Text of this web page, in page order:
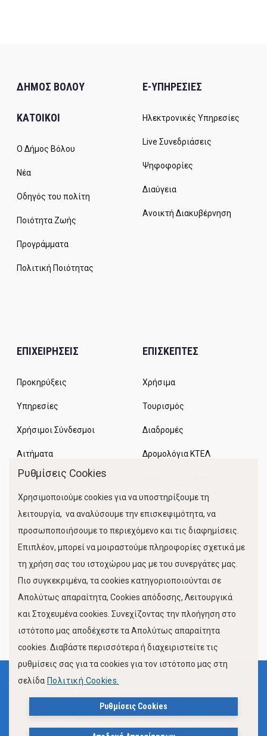
ΔΗΜΟΣ ΒΟΛΟΥ
ΚΑΤΟΙΚΟΙ
Ο Δήμος Βόλου
Νέα
Οδηγός του πολίτη
Ποιότητα Ζωής
Προγράμματα
Πολιτική Ποιότητας
E-ΥΠΗΡΕΣΙΕΣ
Ηλεκτρονικές Υπηρεσίες
Live Συνεδριάσεις
Ψηφοφορίες
Διαύγεια
Ανοικτή Διακυβέρνηση
ΕΠΙΧΕΙΡΗΣΕΙΣ
Προκηρύξεις
Υπηρεσίες
Χρήσιμοι Σύνδεσμοι
Αιτήματα
ΕΠΙΣΚΕΠΤΕΣ
Χρήσιμα
Τουρισμός
Διαδρομές
Δρομολόγια ΚΤΕΛ
Κίνηση Λιμένος
FOLLOW US
Όροι Χρήσης
Πολιτική Προστασίας Προσωπικών Δεδομένων
Ρυθμίσεις Cookies
Χρησιμοποιούμε cookies για να υποστηρίξουμε τη
λειτουργία, να αναλύσουμε την επισκεψιμότητα, να
προσωποποιήσουμε το περιεχόμενο και τις διαφημίσεις.
Επιπλέον, μπορεί να μοιραστούμε πληροφορίες σχετικά με
τη χρήση σας του ιστοχώρου μας με του συνεργάτες μας.
Πιο συγκεκριμένα, τα cookies κατηγοριοποιούνται σε
Απολύτως απαραίτητα, Cookies απόδοσης, Λειτουργικά
και Στοχευμένα cookies. Συνεχίζοντας την πλοήγηση στο
ιστότοπο μας αποδέχεστε τα Απολύτως απαραίτητα
cookies. Διαβάστε περισσότερα ή διαχειριστείτε τις
ρυθμίσεις σας για τα cookies για τον ιστότοπο μας στη
σελίδα Πολιτική Cookies.
Ρυθμίσεις Cookies